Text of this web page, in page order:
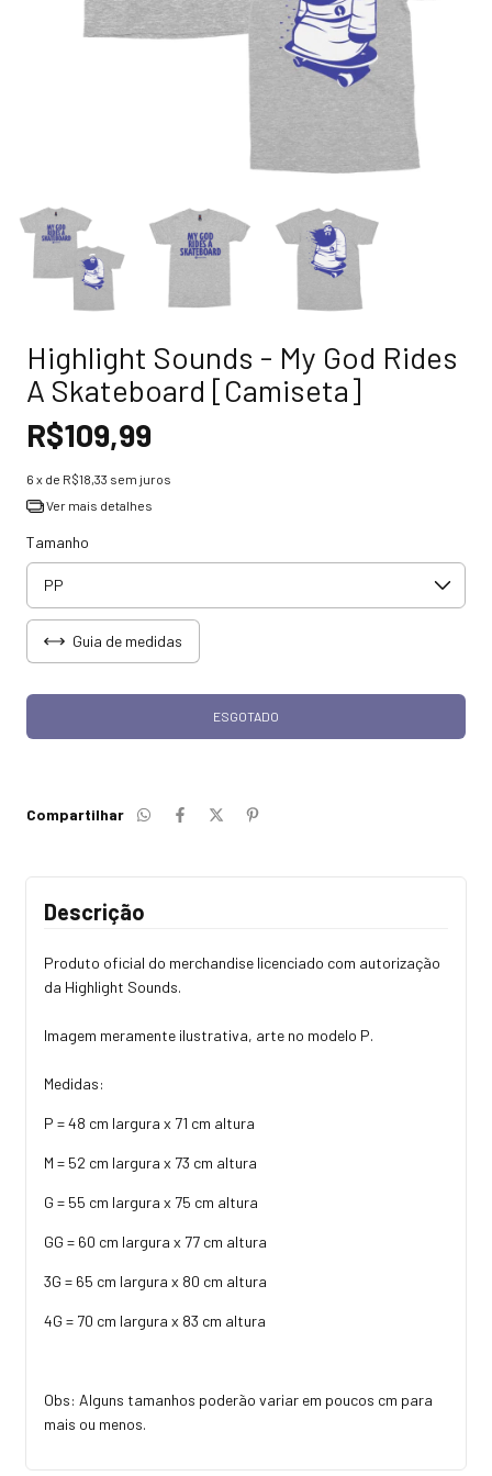
Highlight Sounds - My God Rides
A Skateboard [Camiseta]
R$109,99
6 x de R$18,33 sem juros
Ver mais detalhes
Tamanho
Guia de medidas
Compartilhar
Descrição
Produto oficial do merchandise licenciado com autorização
da Highlight Sounds.
Imagem meramente ilustrativa, arte no modelo P.
Medidas:
P = 48 cm largura x 71 cm altura
M = 52 cm largura x 73 cm altura
G = 55 cm largura x 75 cm altura
GG = 60 cm largura x 77 cm altura
3G = 65 cm largura x 80 cm altura
4G = 70 cm largura x 83 cm altura
Obs: Alguns tamanhos poderão variar em poucos cm para
mais ou menos.